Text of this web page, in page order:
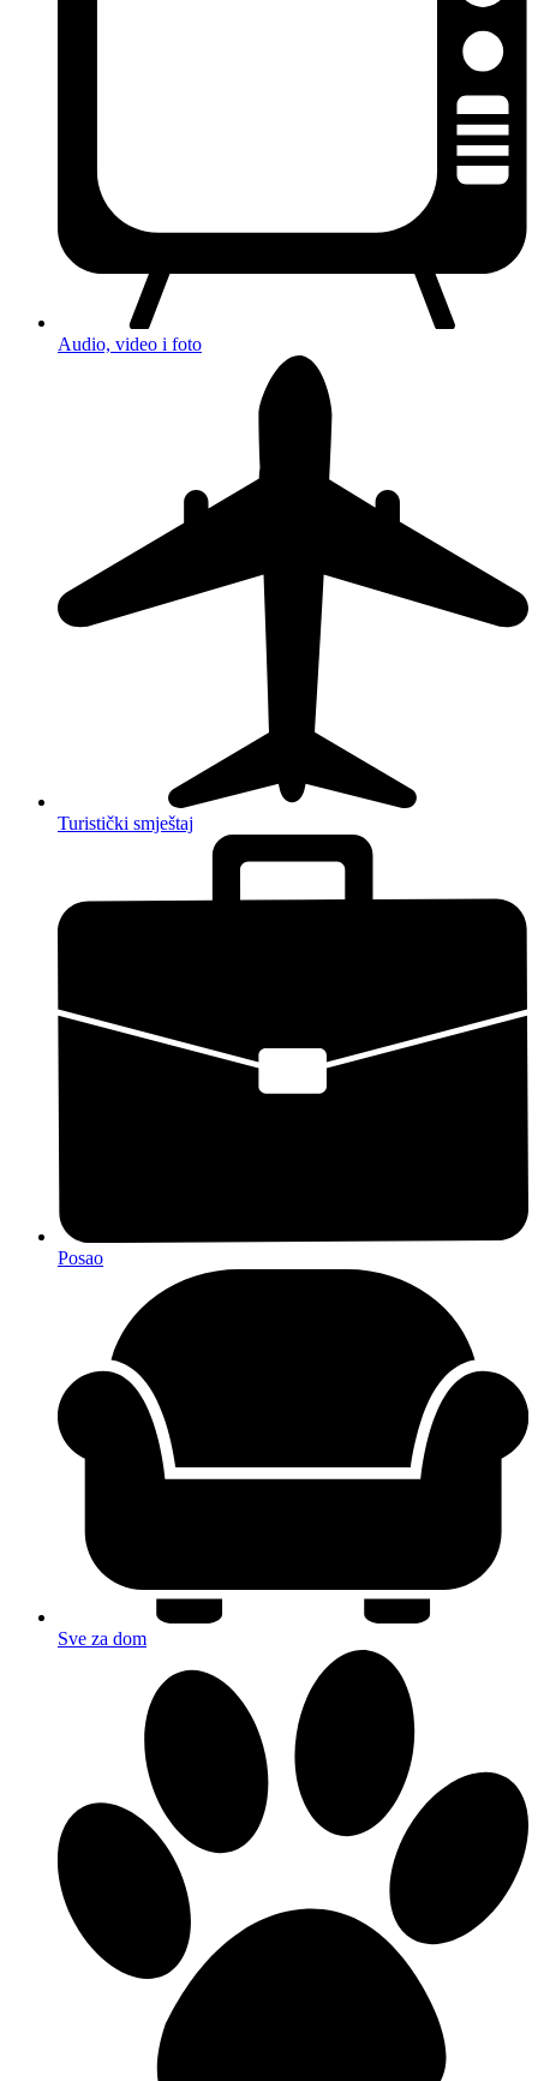
Audio, video i foto
Turistički smještaj
Posao
Sve za dom